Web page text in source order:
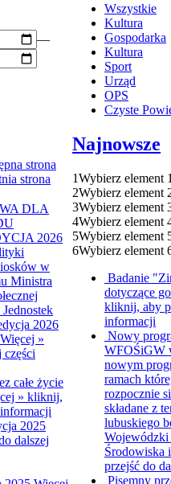
—
strona
strona
DLA
2026
w
Ministra
2026
Więcej »
całe życie
» kliknij,
2025
dalszej
Wszystkie
Kultura
Gospodarka
Kultura
Sport
Urząd
OPS
Czyste
Najnowsze
1Wybierz element
2Wybierz element
3Wybierz element
4Wybierz element
5Wybierz element
6Wybierz element
Badanie
dotyczące
kliknij, aby
informacji
Nowy
WFOŚiGW
nowym
ramach
rozpocznie
składane z
lubuskiego
Wojewódzki
Środowiska
przejść do
Pisemny